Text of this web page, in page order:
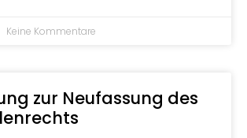
Keine Kommentare
zur Neufassung des